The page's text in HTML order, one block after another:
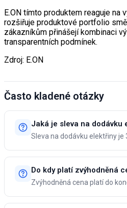
E.ON tímto produktem reaguje na
rozšiřuje produktové portfolio
zákazníkům přinášejí kombinaci
transparentních podmínek.
Zdroj: E.ON
Často kladené otázky
Jaká je sleva na dodávku
Sleva na dodávku elektřiny je
Do kdy platí zvýhodněná
Zvýhodněná cena platí do